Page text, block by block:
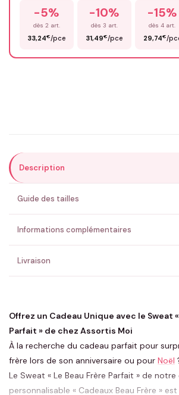
Prénom*
ENVOYER MA DEMANDE
💚 Retour sous 24-48h🇫🇷 Flocage en France✅
-5%
dès 2 art.
33,24€/pce
-10%
dès 3 art.
31,49€/pce
-15%
dès 4 art.
29,74€/
Description
Guide des tailles
Informations complémentaires
Livraison
Offrez un Cadeau Unique avec le Sweat
Parfait » de chez Assortis Moi
À la recherche du cadeau parfait pour
frère lors de son anniversaire ou pour Noël
Le Sweat « Le Beau Frère Parfait » de
personnalisable « Cadeaux Beau Frère »